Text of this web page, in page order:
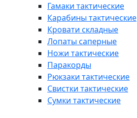
Гамаки тактические
Карабины тактические
Кровати складные
Лопаты саперные
Ножи тактические
Паракорды
Рюкзаки тактические
Свистки тактические
Сумки тактические